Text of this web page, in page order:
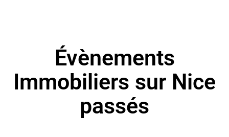
Évènements
Immobiliers sur Nice
passés